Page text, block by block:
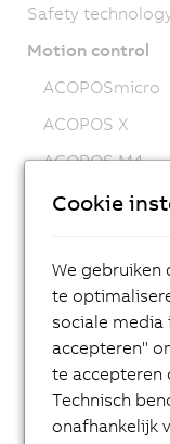
Safety
Motion control
ACOPOSmicro
ACOPOS X
ACOPOS M4
ACOPOS
ACOPOSmulti
ACOPOSmotor
Variable
8LS-4
Cookie
We gebruiken
te
sociale media
accepteren"
te
Technisch
onafhankelijk